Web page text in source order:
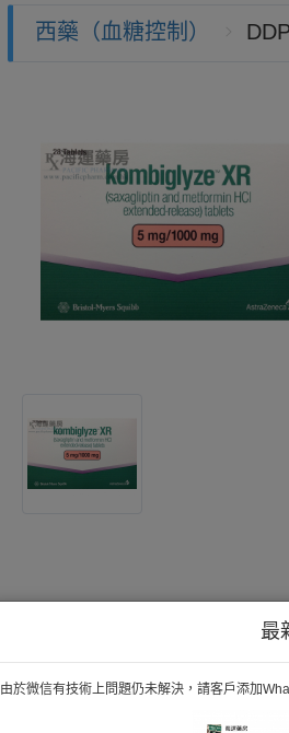
最
由於微信有技術上問題仍未解決，請客戶添加
西藥（血糖控制）